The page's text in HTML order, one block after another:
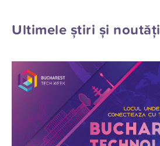
Ultimele știri și noutăți